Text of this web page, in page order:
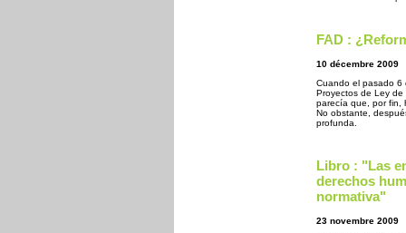
FAD :
10 décembre 2009
Cuando el pasado 6
Proyectos de Ley de
parecía que, por fin,
No obstante,
profunda.
Libro : "Las
derechos
normativa"
23 novembre 2009